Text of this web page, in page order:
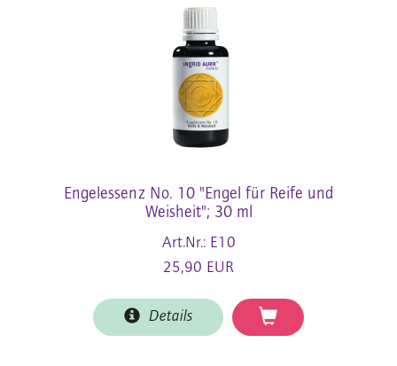
Engelessenz No. 10 "Engel für Reife und
Weisheit"; 30 ml
Art.Nr.: E10
25,90 EUR
Details